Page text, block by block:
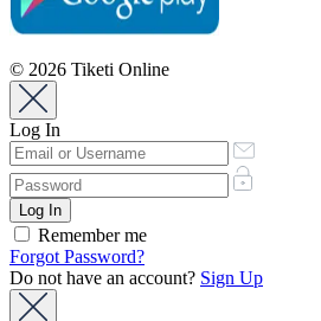
© 2026 Tiketi Online
Log In
Remember me
Forgot Password?
Do not have an account? Sign Up